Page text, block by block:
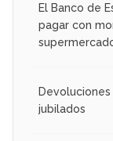
El Banco de
pagar con
jubilados